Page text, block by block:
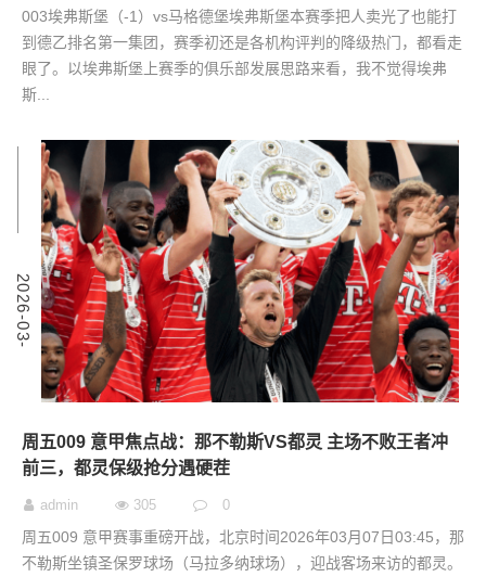
003埃弗斯堡（-1）vs马格德堡埃弗斯堡本赛季把人卖光了也能打
到德乙排名第一集团，赛季初还是各机构评判的降级热门，都看走
眼了。以埃弗斯堡上赛季的俱乐部发展思路来看，我不觉得埃弗
斯...
2
0
2
6
-
0
3
-
0
周五009 意甲焦点战：那不勒斯VS都灵 主场不败王者冲
前三，都灵保级抢分遇硬茬
admin 305 0
周五009 意甲赛事重磅开战，北京时间2026年03月07日03:45，那
不勒斯坐镇圣保罗球场（马拉多纳球场），迎战客场来访的都灵。